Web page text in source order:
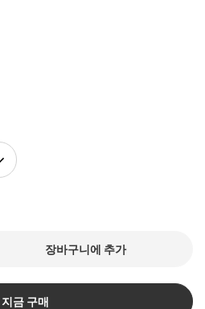
장바구니에 추가
지금 구매